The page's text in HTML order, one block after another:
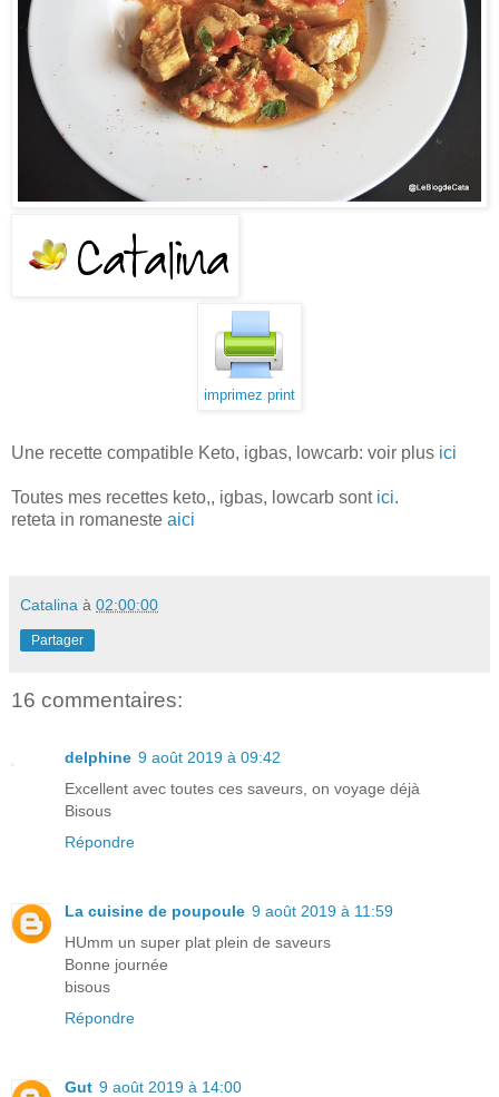
imprimez print
Une recette compatible Keto, igbas, lowcarb: voir plus ici
Toutes mes recettes keto,, igbas, lowcarb sont ici.
reteta in romaneste aici
Catalina à 02:00:00
Partager
16 commentaires:
delphine 9 août 2019 à 09:42
Excellent avec toutes ces saveurs, on voyage déjà
Bisous
Répondre
La cuisine de poupoule 9 août 2019 à 11:59
HUmm un super plat plein de saveurs
Bonne journée
bisous
Répondre
Gut 9 août 2019 à 14:00